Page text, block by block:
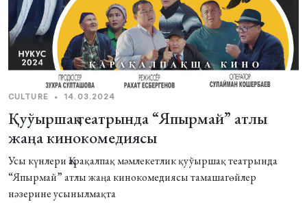
CULTURE • 14.03.2024
Қуўыршақ театрында “Япырмай” атлы
жаңа кинокомедиясы
Усы күнлери Қарақалпақ мәмлекетлик қуўыршақ театрында
“Япырмай” атлы жаңа кинокомедиясы тамашагөйлер
нәзерине усынылмақта